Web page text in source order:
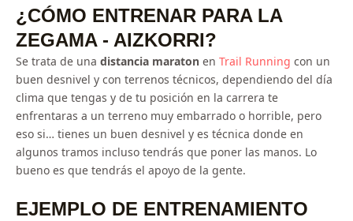
¿CÓMO ENTRENAR PARA LA
ZEGAMA - AIZKORRI?
Se trata de una distancia maraton en Trail Running con un
buen desnivel y con terrenos técnicos, dependiendo del día
clima que tengas y de tu posición en la carrera te
enfrentaras a un terreno muy embarrado o horrible, pero
eso si… tienes un buen desnivel y es técnica donde en
algunos tramos incluso tendrás que poner las manos. Lo
bueno es que tendrás el apoyo de la gente.
EJEMPLO DE ENTRENAMIENTO